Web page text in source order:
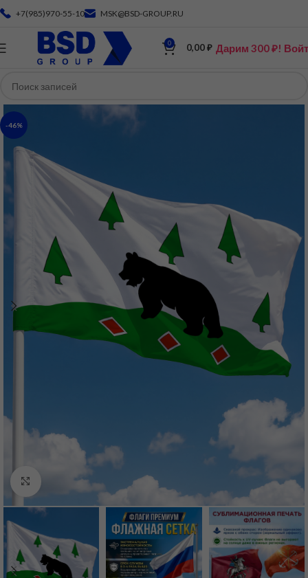
+7(985)970-55-10 MSK@BSD-GROUP.RU
0 0,00₽ Дарим 300 ₽!
-46%
Нажмите, чтобы увеличить